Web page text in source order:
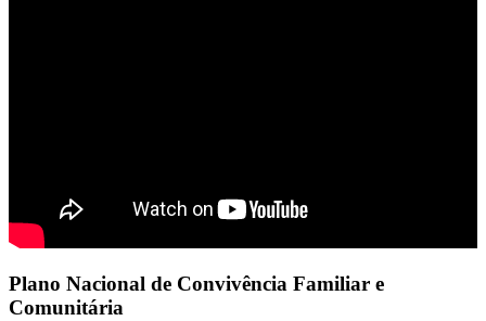
Plano Nacional de Convivência Familiar e
Comunitária